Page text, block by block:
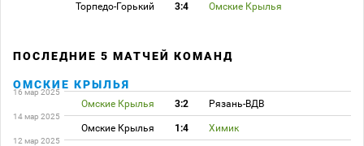
Торпедо-Горький 3:4 Омские Крылья
ПОСЛЕДНИЕ 5 МАТЧЕЙ КОМАНД
ОМСКИЕ КРЫЛЬЯ
16 мар 2025
Омские Крылья 3:2 Рязань-ВДВ
14 мар 2025
Омские Крылья 1:4 Химик
12 мар 2025